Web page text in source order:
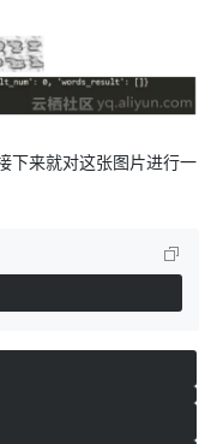
下来就对这张图片进行一